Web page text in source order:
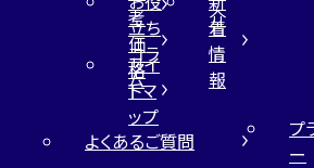
考
価
格
介
立ち
コラ
ム
着
情
報
サイ
トマ
ップ
よくあるご質問
プ
ー